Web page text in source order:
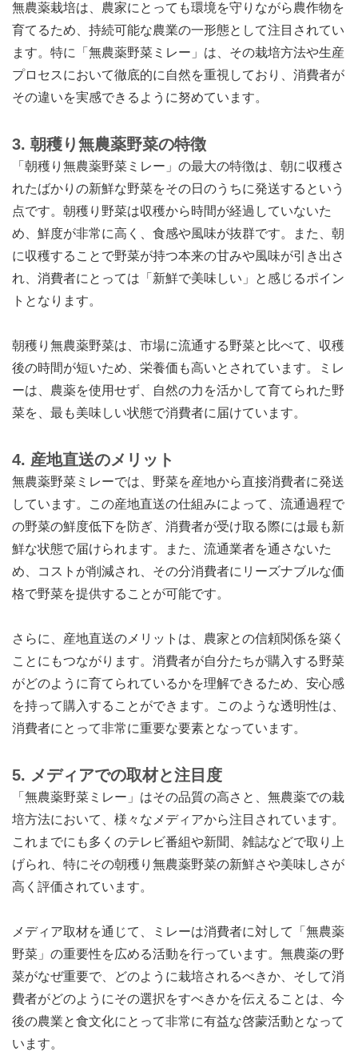
無農薬栽培は、農家にとっても環境を守りながら農作物を
育てるため、持続可能な農業の一形態として注目されてい
ます。特に「無農薬野菜ミレー」は、その栽培方法や生産
プロセスにおいて徹底的に自然を重視しており、消費者が
その違いを実感できるように努めています。
3. 朝穫り無農薬野菜の特徴
「朝穫り無農薬野菜ミレー」の最大の特徴は、朝に収穫さ
れたばかりの新鮮な野菜をその日のうちに発送するという
点です。朝穫り野菜は収穫から時間が経過していないた
め、鮮度が非常に高く、食感や風味が抜群です。また、朝
に収穫することで野菜が持つ本来の甘みや風味が引き出さ
れ、消費者にとっては「新鮮で美味しい」と感じるポイン
トとなります。
朝穫り無農薬野菜は、市場に流通する野菜と比べて、収穫
後の時間が短いため、栄養価も高いとされています。ミレ
ーは、農薬を使用せず、自然の力を活かして育てられた野
菜を、最も美味しい状態で消費者に届けています。
4. 産地直送のメリット
無農薬野菜ミレーでは、野菜を産地から直接消費者に発送
しています。この産地直送の仕組みによって、流通過程で
の野菜の鮮度低下を防ぎ、消費者が受け取る際には最も新
鮮な状態で届けられます。また、流通業者を通さないた
め、コストが削減され、その分消費者にリーズナブルな価
格で野菜を提供することが可能です。
さらに、産地直送のメリットは、農家との信頼関係を築く
ことにもつながります。消費者が自分たちが購入する野菜
がどのように育てられているかを理解できるため、安心感
を持って購入することができます。このような透明性は、
消費者にとって非常に重要な要素となっています。
5. メディアでの取材と注目度
「無農薬野菜ミレー」はその品質の高さと、無農薬での栽
培方法において、様々なメディアから注目されています。
これまでにも多くのテレビ番組や新聞、雑誌などで取り上
げられ、特にその朝穫り無農薬野菜の新鮮さや美味しさが
高く評価されています。
メディア取材を通じて、ミレーは消費者に対して「無農薬
野菜」の重要性を広める活動を行っています。無農薬の野
菜がなぜ重要で、どのように栽培されるべきか、そして消
費者がどのようにその選択をすべきかを伝えることは、今
後の農業と食文化にとって非常に有益な啓蒙活動となって
います。